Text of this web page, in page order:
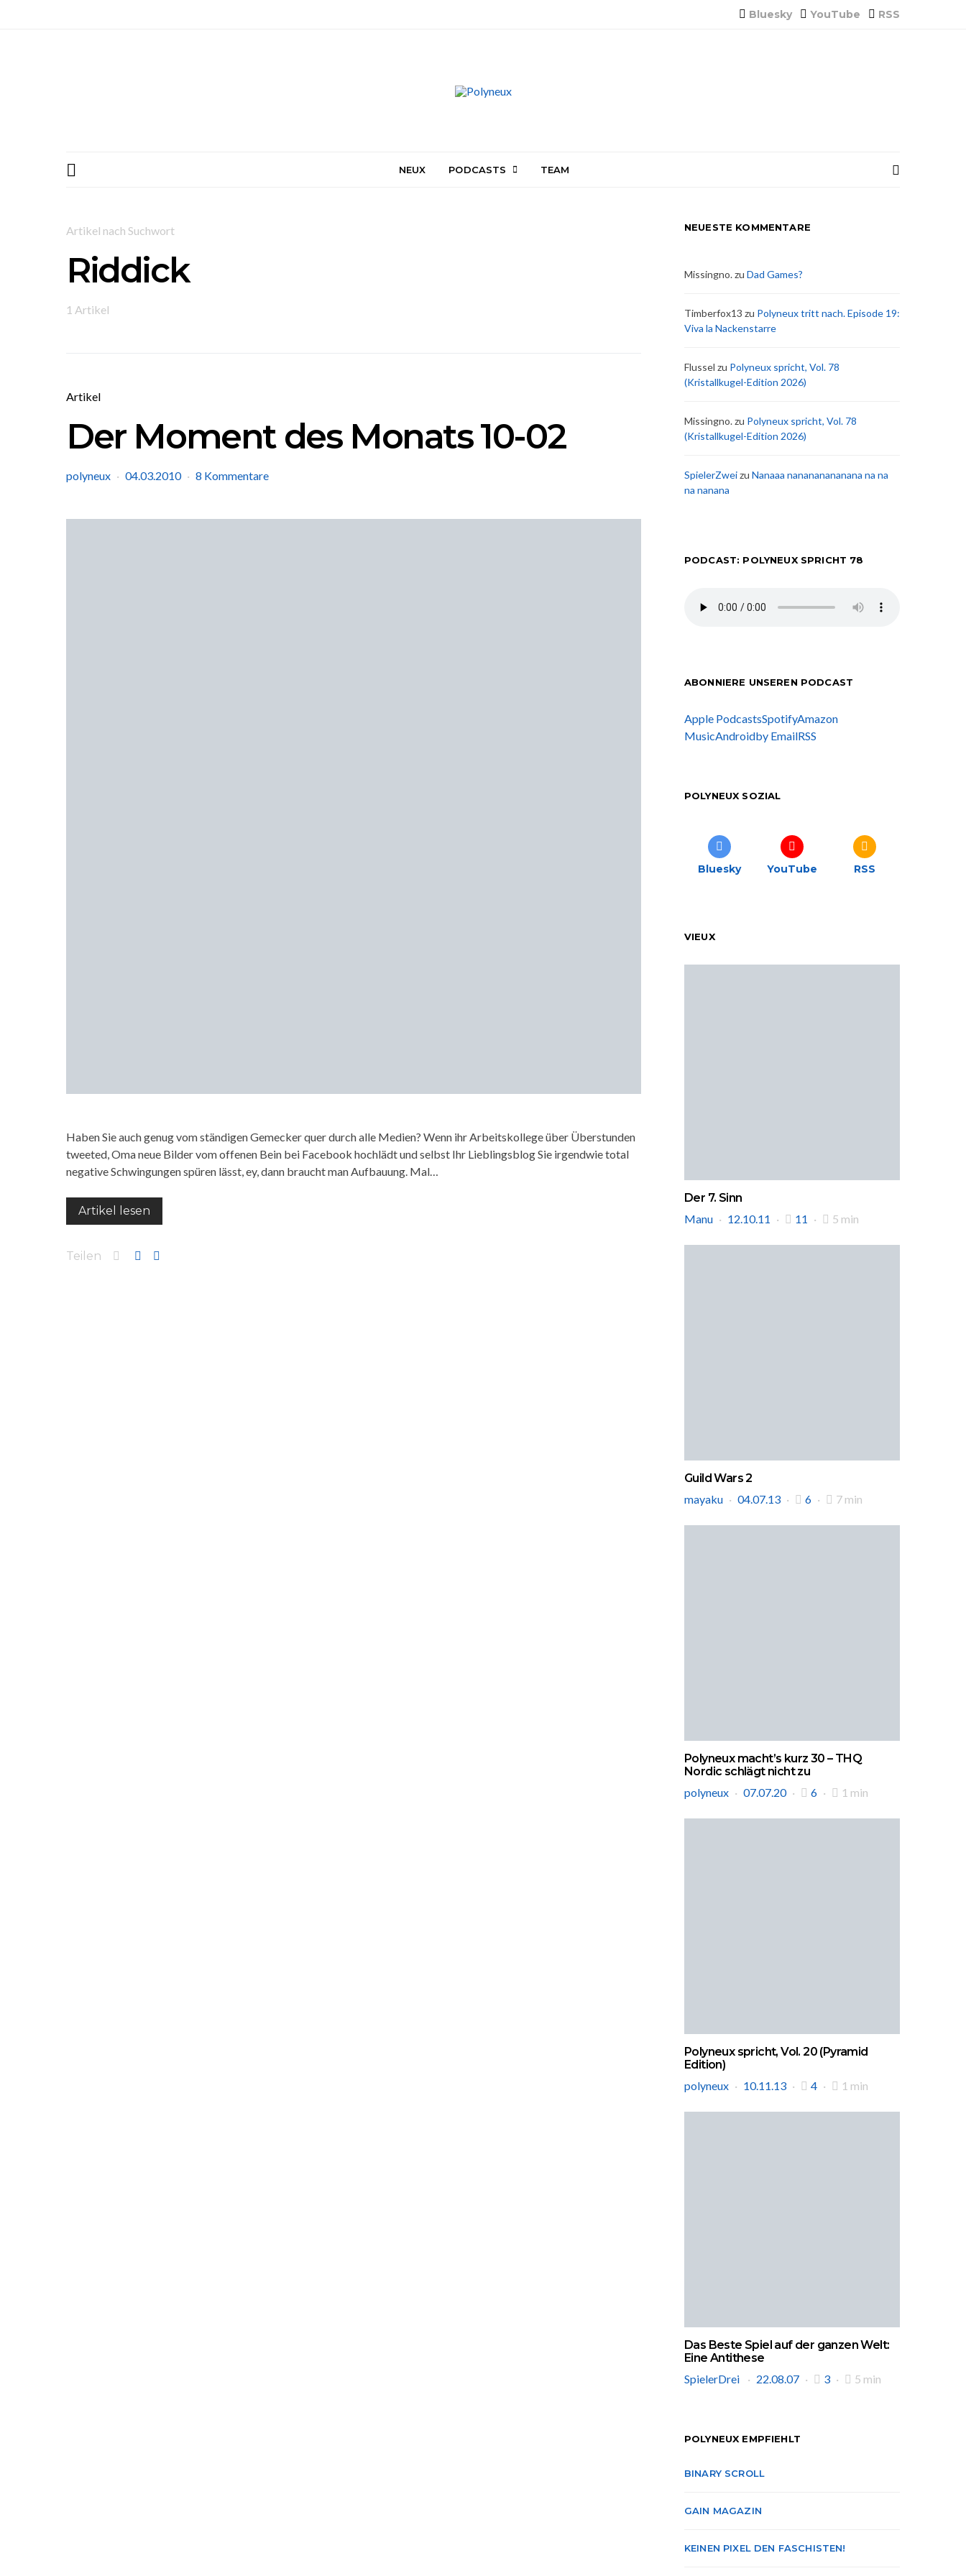
Bluesky YouTube RSS
NEUX PODCASTS TEAM
Artikel nach Suchwort
Riddick
1 Artikel
Artikel
Der Moment des Monats 10-02
polyneux 04.03.2010 8 Kommentare
Haben Sie auch genug vom ständigen Gemecker quer durch alle Medien? Wenn ihr Arbeitskollege über Überstunden
tweeted, Oma neue Bilder vom offenen Bein bei Facebook hochlädt und selbst Ihr Lieblingsblog Sie irgendwie total
negative Schwingungen spüren lässt, ey, dann braucht man Aufbauung. Mal…
Artikel lesen
Teilen
NEUESTE KOMMENTARE
Missingno.zu Dad Games?
Timberfox13 zu Polyneux tritt nach. Episode 19:
Viva la Nackenstarre
Flussel zu Polyneux spricht, Vol. 78
(Kristallkugel-Edition 2026)
Missingno.zu Polyneux spricht, Vol. 78
(Kristallkugel-Edition 2026)
SpielerZweizu Nanaaa nanananananana na na
na nanana
PODCAST: POLYNEUX SPRICHT 78
ABONNIERE UNSEREN PODCAST
Apple PodcastsSpotifyAmazon
MusicAndroidby EmailRSS
POLYNEUX SOZIAL
Bluesky YouTube RSS
VIEUX
Der 7. Sinn
Manu
12.10.11 11 5 min
Guild Wars 2
mayaku
04.07.13 6 7 min
Polyneux macht’s kurz 30 – THQ
Nordic schlägt nicht zu
polyneux
07.07.20 6 1 min
Polyneux spricht, Vol. 20 (Pyramid
Edition)
polyneux
10.11.13 4 1 min
Das Beste Spiel auf der ganzen Welt:
Eine Antithese
SpielerDrei
22.08.07 3 5 min
POLYNEUX EMPFIEHLT
BINARY SCROLL
GAIN MAGAZIN
KEINEN PIXEL DEN FASCHISTEN!